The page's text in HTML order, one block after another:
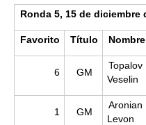
Ronda 5, 15 de diciembre
Favorito Título Nombre
6 GM
Topalov
Veselin
1 GM
Aronian
Levon